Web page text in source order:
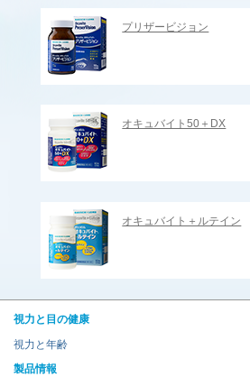
プリザービジョン
オキュバイト50＋DX
オキュバイト＋ルテイン
視力と目の健康
視力と年齢
製品情報